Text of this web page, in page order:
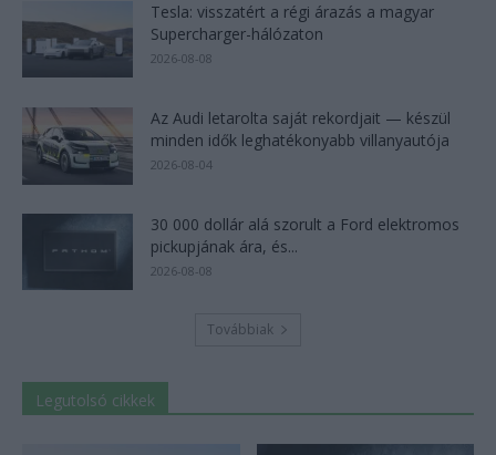
Tesla: visszatért a régi árazás a magyar
Supercharger-hálózaton
2026-08-08
Az Audi letarolta saját rekordjait — készül
minden idők leghatékonyabb villanyautója
2026-08-04
30 000 dollár alá szorult a Ford elektromos
pickupjának ára, és...
2026-08-08
Továbbiak
Legutolsó cikkek